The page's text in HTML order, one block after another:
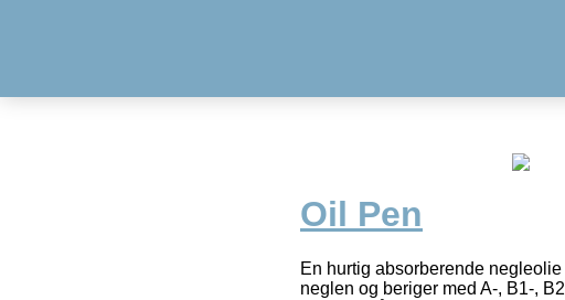
Oil Pen
En hurtig absorberende
neglen og beriger med A-, B1-,